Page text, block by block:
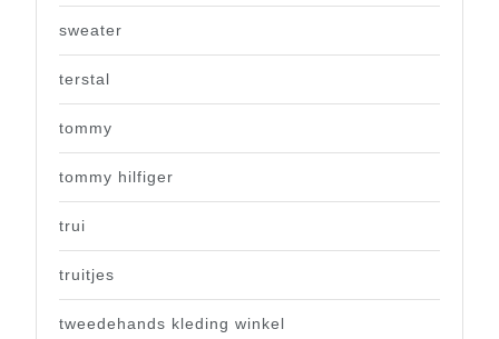
sweater
terstal
tommy
tommy hilfiger
trui
truitjes
tweedehands kleding winkel